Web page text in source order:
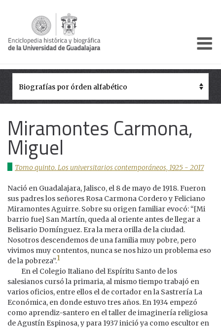
Presentación
Biografías
Documentos institucionales
Miramontes Carmona,
Miguel
Tomo quinto. Los universitarios contemporáneos, 1925 - 2017
Nació en Guadalajara, Jalisco, el 8 de mayo de 1918. Fueron
sus padres los señores Rosa Carmona Cordero y Feliciano
Miramontes Aguirre. Sobre su origen familiar evocó: “[Mi
barrio fue] San Martín, queda al oriente antes de llegar a
Belisario Domínguez. Era la mera orilla de la ciudad.
Nosotros descendemos de una familia muy pobre, pero
vivimos muy contentos, nunca se nos hizo un problema eso
de la pobreza”.1
En el Colegio Italiano del Espíritu Santo de los
salesianos cursó la primaria, al mismo tiempo trabajó en
varios oficios, entre ellos el de cortador en la Sastrería La
Económica, en donde estuvo tres años. En 1934 empezó
como aprendiz-santero en el taller de imaginería religiosa
de Agustín Espinosa, y para 1937 inició ya como escultor en